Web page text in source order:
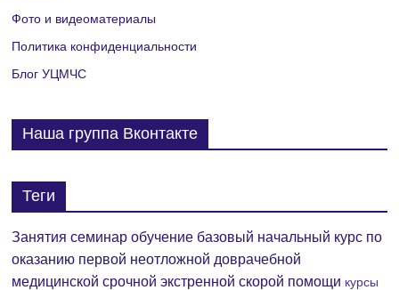
Фото и видеоматериалы
Политика конфиденциальности
Блог УЦМЧС
Наша группа Вконтакте
Теги
Занятия семинар обучение базовый начальный курс по
оказанию первой неотложной доврачебной
медицинской срочной экстренной скорой помощи курсы